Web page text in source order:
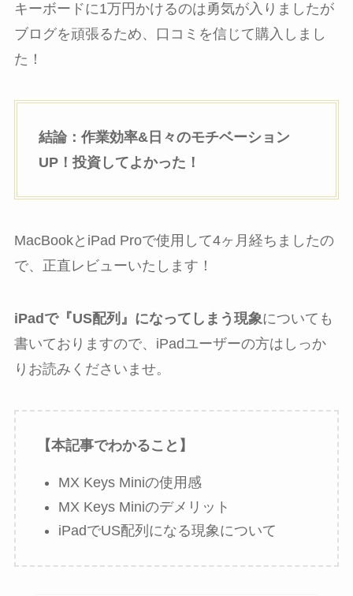
キーボードに1万円かけるのは勇気が入りましたが
ブログを頑張るため、口コミを信じて購入しまし
た！
結論：作業効率&日々のモチベーション
UP！投資してよかった！
MacBookとiPad Proで使用して4ヶ月経ちましたの
で、正直レビューいたします！
iPadで『US配列』になってしまう現象についても
書いておりますので、iPadユーザーの方はしっか
りお読みくださいませ。
【本記事でわかること】
MX Keys Miniの使用感
MX Keys Miniのデメリット
iPadでUS配列になる現象について